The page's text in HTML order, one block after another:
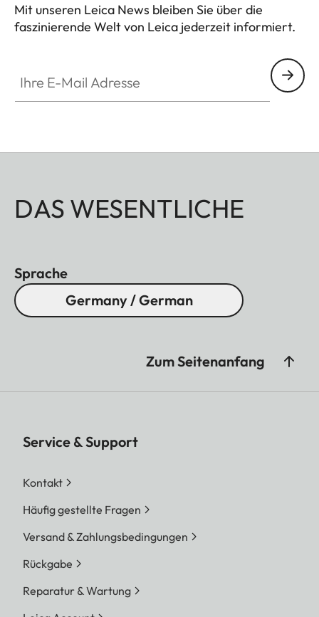
Mit unseren Leica News bleiben Sie über die
faszinierende Welt von Leica jederzeit informiert.
DAS WESENTLICHE
Sprache
Germany / German
Zum Seitenanfang
Service & Support
Kontakt
Häufig gestellte Fragen
Versand & Zahlungsbedingungen
Rückgabe
Reparatur & Wartung